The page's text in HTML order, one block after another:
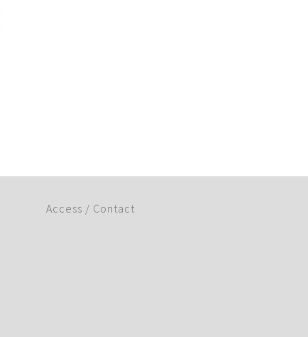
Access / Contact